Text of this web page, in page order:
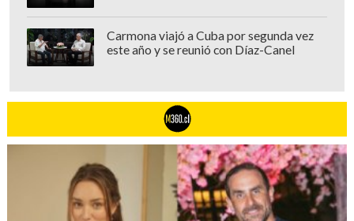
Carmona viajó a Cuba por segunda vez
este año y se reunió con Díaz-Canel